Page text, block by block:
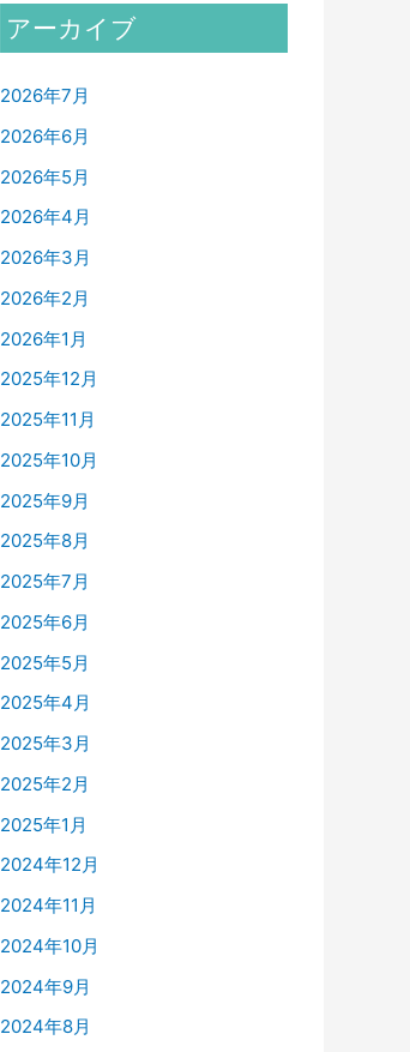
アーカイブ
2026年7月
2026年6月
2026年5月
2026年4月
2026年3月
2026年2月
2026年1月
2025年12月
2025年11月
2025年10月
2025年9月
2025年8月
2025年7月
2025年6月
2025年5月
2025年4月
2025年3月
2025年2月
2025年1月
2024年12月
2024年11月
2024年10月
2024年9月
2024年8月